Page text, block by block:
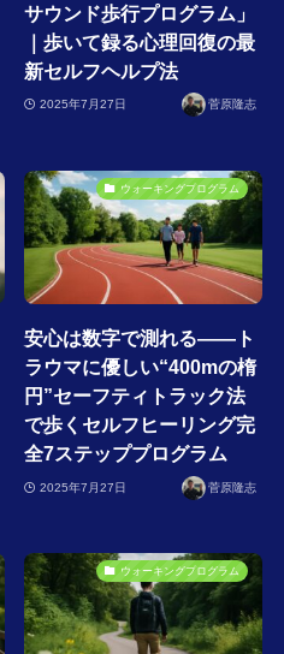
サウンド歩行プログラム」
｜歩いて録る心理回復の最
新セルフヘルプ法
2025年7月27日 菅原隆志
ウォーキングプログラム
安心は数字で測れる――ト
ラウマに優しい“400mの楕
円”セーフティトラック法
で歩くセルフヒーリング完
全7ステッププログラム
2025年7月27日 菅原隆志
ウォーキングプログラム